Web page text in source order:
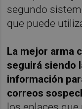
segundo
que puede
La mejor arma
seguirá siendo
información
correos